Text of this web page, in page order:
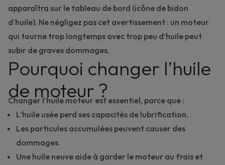
apparaîtra sur le tableau de bord (icône de bidon
d’huile). Ne négligez pas cet avertissement : un moteur
qui tourne trop longtemps avec trop peu d’huile peut
subir de graves dommages.
Pourquoi changer l’huile
de moteur ?
Changer l’huile moteur est essentiel, parce que :
L’huile usée perd ses capacités de lubrification.
Les particules accumulées peuvent causer des
dommages.
Une huile neuve aide à garder le moteur au frais et